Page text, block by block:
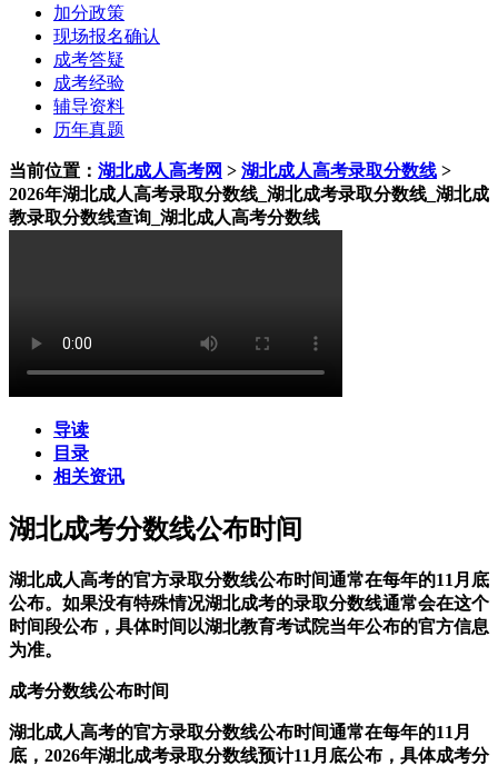
加分政策
现场报名确认
成考答疑
成考经验
辅导资料
历年真题
当前位置： 湖北成人高考网 > 湖北成人高考录取分数线 >
2026年湖北成人高考录取分数线_湖北成考录取分数线_湖北成
教录取分数线查询_湖北成人高考分数线
导读
目录
相关资讯
湖北成考分数线公布时间
湖北成人高考的官方录取分数线公布时间通常在每年的11月底
公布。如果没有特殊情况湖北成考的录取分数线通常会在这个
时间段公布，具体时间以湖北教育考试院当年公布的官方信息
为准。
成考分数线公布时间
湖北成人高考的官方录取分数线公布时间通常在每年的11月
底，2026年湖北成考录取分数线预计11月底公布，具体成考分